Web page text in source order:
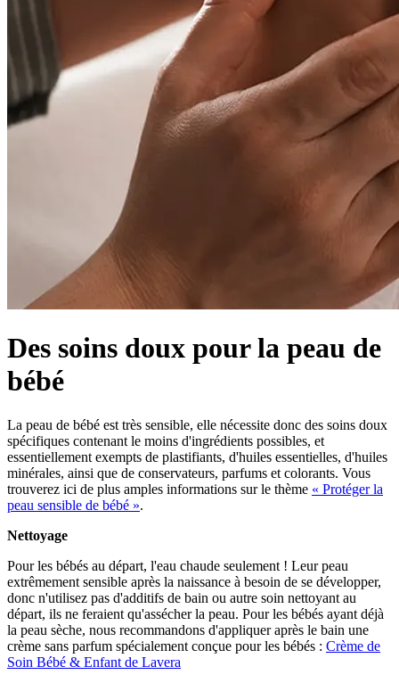
Des soins doux pour la peau de
bébé
La peau de bébé est très sensible, elle nécessite donc des soins doux
spécifiques contenant le moins d'ingrédients possibles, et
essentiellement exempts de plastifiants, d'huiles essentielles, d'huiles
minérales, ainsi que de conservateurs, parfums et colorants. Vous
trouverez ici de plus amples informations sur le thème « Protéger la
peau sensible de bébé ».
Nettoyage
Pour les bébés au départ, l'eau chaude seulement ! Leur peau
extrêmement sensible après la naissance à besoin de se développer,
donc n'utilisez pas d'additifs de bain ou autre soin nettoyant au
départ, ils ne feraient qu'assécher la peau. Pour les bébés ayant déjà
la peau sèche, nous recommandons d'appliquer après le bain une
crème sans parfum spécialement conçue pour les bébés : Crème de
Soin Bébé & Enfant de Lavera